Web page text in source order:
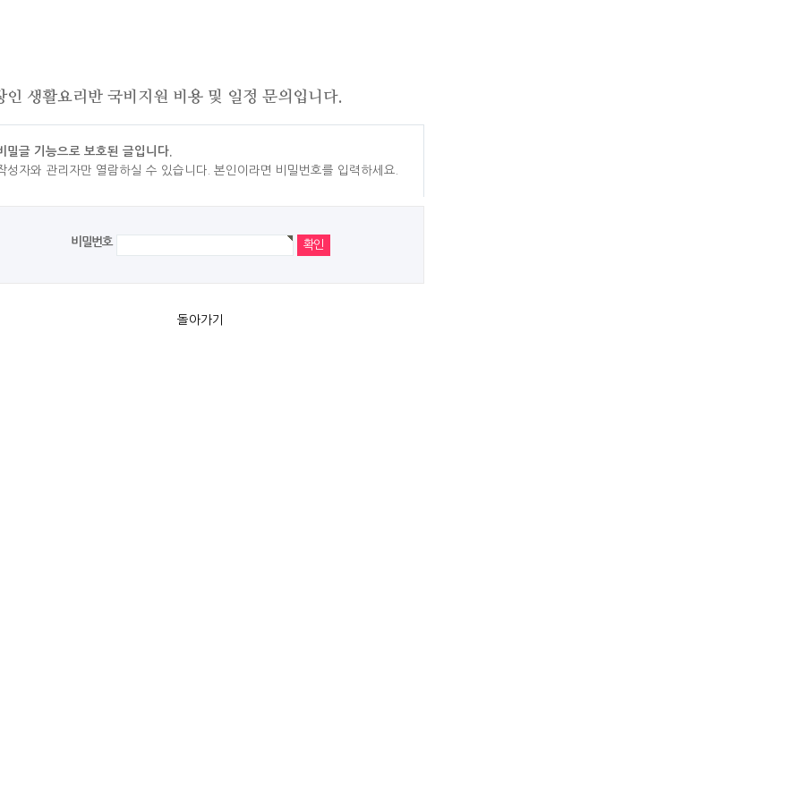
인 생활요리반 국비지원 비용 및 일정 문의입니다.
밀글 기능으로 보호된 글입니다.
성자와 관리자만 열람하실 수 있습니다. 본인이라면 비밀번호를 입력하세요.
비밀번호
돌아가기